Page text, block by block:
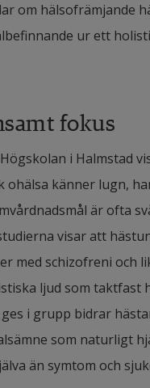
om hälsofrämjande
ur ett
fokus
i Halmstad
ohälsa känner lugn,
är ofta
visar att
med schizofreni och
ljud som
i grupp bidrar
som naturligt
än symtom och